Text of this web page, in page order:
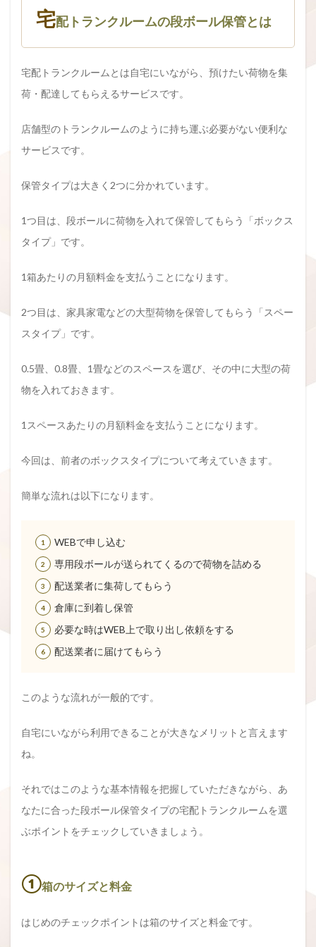
宅配トランクルームの段ボール保管とは
宅配トランクルームとは自宅にいながら、預けたい荷物を集
荷・配達してもらえるサービスです。
店舗型のトランクルームのように持ち運ぶ必要がない便利な
サービスです。
保管タイプは大きく2つに分かれています。
1つ目は、段ボールに荷物を入れて保管してもらう「ボックス
タイプ」です。
1箱あたりの月額料金を支払うことになります。
2つ目は、家具家電などの大型荷物を保管してもらう「スペー
スタイプ」です。
0.5畳、0.8畳、1畳などのスペースを選び、その中に大型の荷
物を入れておきます。
1スペースあたりの月額料金を支払うことになります。
今回は、前者のボックスタイプについて考えていきます。
簡単な流れは以下になります。
WEBで申し込む
専用段ボールが送られてくるので荷物を詰める
配送業者に集荷してもらう
倉庫に到着し保管
必要な時はWEB上で取り出し依頼をする
配送業者に届けてもらう
このような流れが一般的です。
自宅にいながら利用できることが大きなメリットと言えます
ね。
それではこのような基本情報を把握していただきながら、あ
なたに合った段ボール保管タイプの宅配トランクルームを選
ぶポイントをチェックしていきましょう。
①箱のサイズと料金
はじめのチェックポイントは箱のサイズと料金です。